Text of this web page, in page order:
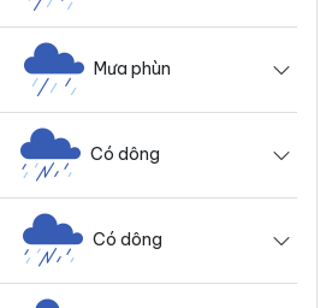
Mưa phùn
Có dông
Có dông